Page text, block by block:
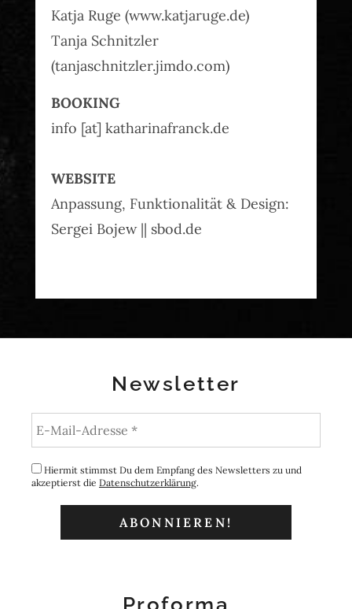
Katja Ruge (www.katjaruge.de)
Tanja Schnitzler
(tanjaschnitzler.jimdo.com)
BOOKING
info [at] katharinafranck.de
WEBSITE
Anpassung, Funktionalität & Design:
Sergei Bojew || sbod.de
Newsletter
Hiermit stimmst Du dem Empfang des Newsletters zu und
akzeptierst die Datenschutzerklärung.
Proforma